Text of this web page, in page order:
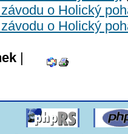
o Holický
o Holický
|